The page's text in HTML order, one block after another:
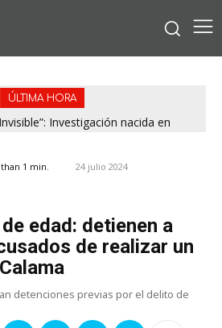
ÚLTIMA HORA
Investigación nacida en
1 min. 24 julio 2024
edad: detienen a
de realizar un
detenciones previas por el delito de